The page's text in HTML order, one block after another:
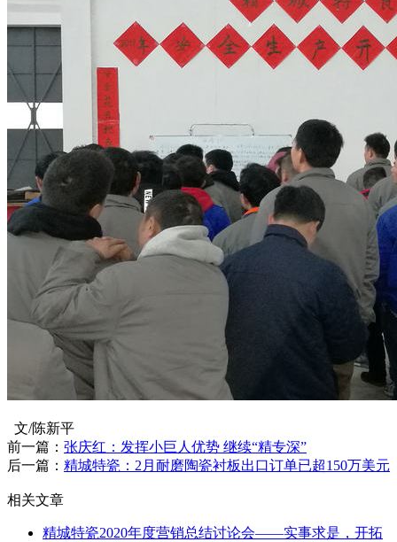
文/陈新平
前一篇： 张庆红：发挥小巨人优势 继续“精专深”
后一篇： 精城特瓷：2月耐磨陶瓷衬板出口订单已超150万美元
相关文章
精城特瓷2020年度营销总结讨论会——实事求是，开拓